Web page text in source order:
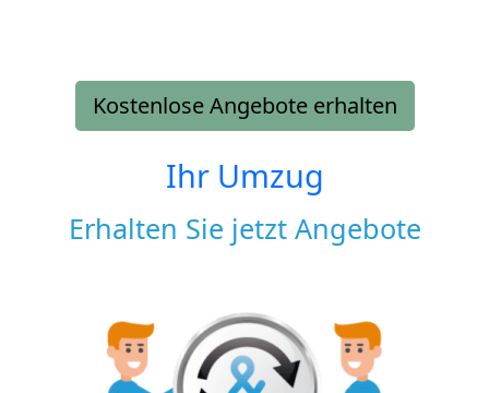
Kostenlose Angebote erhalten
Ihr Umzug
Erhalten Sie jetzt Angebote